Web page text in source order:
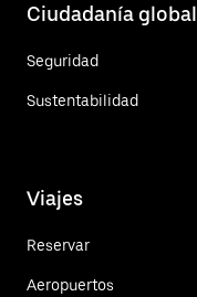
Ciudadanía global
Seguridad
Sustentabilidad
Viajes
Reservar
Aeropuertos